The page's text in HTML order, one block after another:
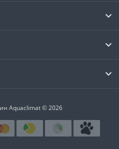
Aquaclimat © 2026